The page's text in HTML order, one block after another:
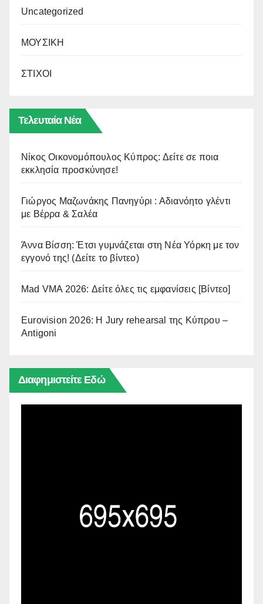
Uncategorized
ΜΟΥΣΙΚΗ
ΣΤΙΧΟΙ
Τελευταία Νέα
Νίκος Οικονομόπουλος Κύπρος: Δείτε σε ποια
εκκλησία προσκύνησε!
Γιώργος Μαζωνάκης Πανηγύρι : Αδιανόητο γλέντι
με Βέρρα & Σαλέα
Άννα Βίσση: Έτσι γυμνάζεται στη Νέα Υόρκη με τον
εγγονό της! (Δείτε το βίντεο)
Mad VMA 2026: Δείτε όλες τις εμφανίσεις [Βίντεο]
Eurovision 2026: Η Jury rehearsal της Κύπρου –
Antigoni
Διαφημιστείτε Εδώ